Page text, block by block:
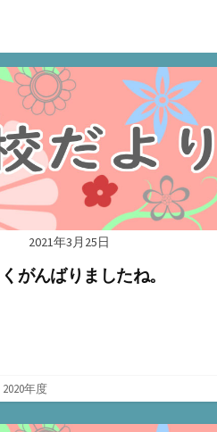
2021年3月25日
がんばりましたね。
2020年度